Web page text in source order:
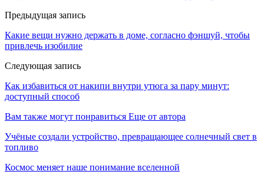
Предыдущая запись
Какие вещи нужно держать в доме, согласно фэншуй, чтобы
привлечь изобилие
Следующая запись
Как избавиться от накипи внутри утюга за пару минут:
доступный способ
Вам также могут понравиться Еще от автора
Учёные создали устройство, превращающее солнечный свет в
топливо
Космос меняет наше понимание вселенной